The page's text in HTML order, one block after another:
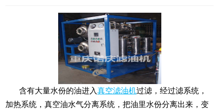
含有大量水份的油进入真空滤油机过滤，经过滤系统，
加热系统，真空油水气分离系统，把油里水份分离出来，变